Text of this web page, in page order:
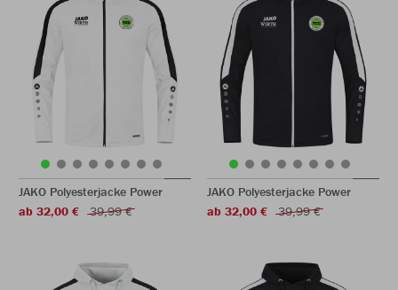
JAKO Polyesterjacke Power
ab 32,00 €
39,99 €
JAKO Polyesterjacke Power
ab 32,00 €
39,99 €